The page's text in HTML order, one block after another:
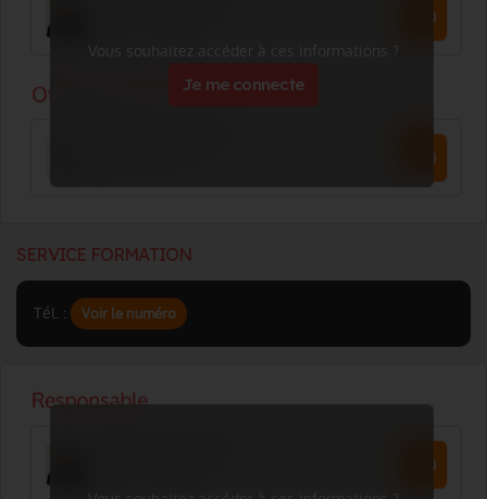
Vous souhaitez accéder à ces informations ?
Je me connecte
SERVICE FORMATION
Tél. : Voir le numéro